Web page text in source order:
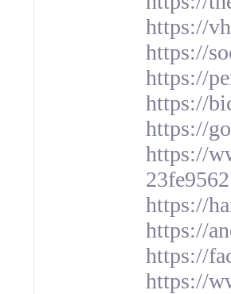
https://
https://
https://
https://
https://
https://
https://
https://
https://
https://